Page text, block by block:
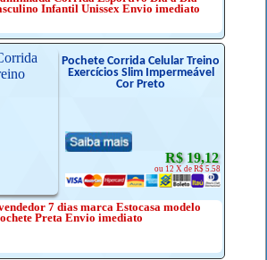
Infantil Unissex Envio imediato
Pochete Corrida Celular Treino
Exercícios Slim Impermeável
Cor Preto
R$ 19,12
ou 12 X de R$ 5.58
7 dias marca Estocasa modelo
Preta Envio imediato